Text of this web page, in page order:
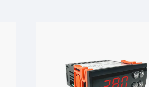
για Συστήματα Ψύξης και